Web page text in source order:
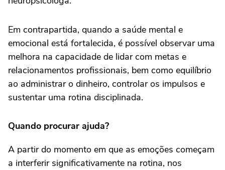
Em contrapartida, quando a saúde mental e
emocional está fortalecida, é possível observar uma
melhora na capacidade de lidar com metas e
relacionamentos profissionais, bem como equilíbrio
ao administrar o dinheiro, controlar os impulsos e
sustentar uma rotina disciplinada.
Quando procurar ajuda?
A partir do momento em que as emoções começam
a interferir significativamente na rotina, nos